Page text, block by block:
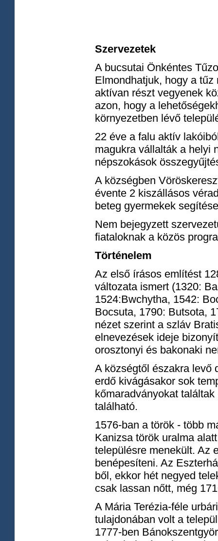
Szervezetek
A bucsutai Önkéntes
Elmondhatjuk, hogy a
aktívan részt vegyenek
azon, hogy a
környezetben lévő
22 éve a falu aktív
magukra vállalták a helyi
népszokások
A községben
évente 2 kiszállásos
beteg gyermekek
Nem bejegyzett
fiataloknak a közös
Történelem
Az első írásos említést
változata ismert (1320:
1524:Bwchytha, 1542:
Bocsuta, 1790: Butsota,
nézet szerint a szláv
elnevezések ideje
orosztonyi és bakonaki
A községtől északra levő
erdő kivágásakor sok
kőmaradványokat
található.
1576-ban a török - több
Kanizsa török uralma
településre menekült. Az
benépesíteni. Az
ből, ekkor hét negyed
csak lassan nőtt, még
A Mária Terézia-féle
tulajdonában volt a
1777-ben